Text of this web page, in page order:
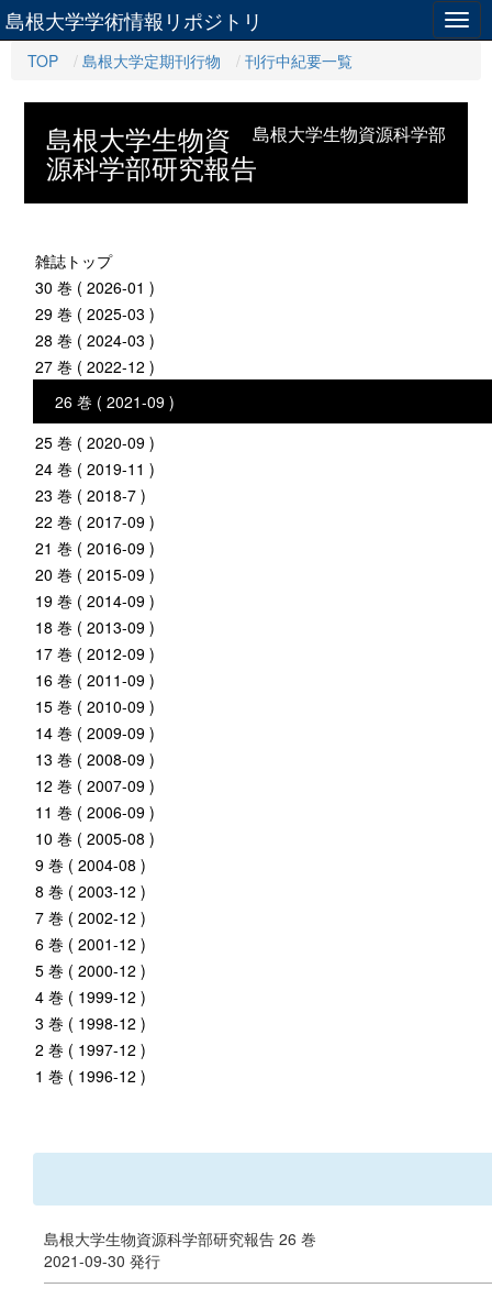
島根大学学術情報リポジトリ
TOP 島根大学定期刊行物 刊行中紀要一覧
島根大学生物資源科学部
島根大学生物資
源科学部研究報告
雑誌トップ
30 巻 ( 2026-01 )
29 巻 ( 2025-03 )
28 巻 ( 2024-03 )
27 巻 ( 2022-12 )
26 巻 ( 2021-09 )
25 巻 ( 2020-09 )
24 巻 ( 2019-11 )
23 巻 ( 2018-7 )
22 巻 ( 2017-09 )
21 巻 ( 2016-09 )
20 巻 ( 2015-09 )
19 巻 ( 2014-09 )
18 巻 ( 2013-09 )
17 巻 ( 2012-09 )
16 巻 ( 2011-09 )
15 巻 ( 2010-09 )
14 巻 ( 2009-09 )
13 巻 ( 2008-09 )
12 巻 ( 2007-09 )
11 巻 ( 2006-09 )
10 巻 ( 2005-08 )
9 巻 ( 2004-08 )
8 巻 ( 2003-12 )
7 巻 ( 2002-12 )
6 巻 ( 2001-12 )
5 巻 ( 2000-12 )
4 巻 ( 1999-12 )
3 巻 ( 1998-12 )
2 巻 ( 1997-12 )
1 巻 ( 1996-12 )
島根大学生物資源科学部研究報告 26 巻
2021-09-30 発行